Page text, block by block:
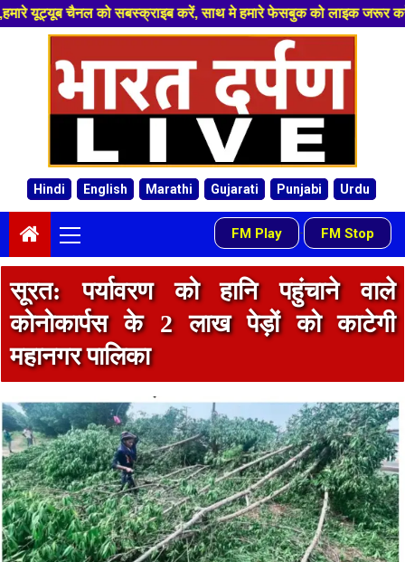
करें, साथ मे हमारे फेसबुक को लाइक जरूर करें ,
Hindi English Marathi Gujarati Punjabi Urdu
Menu
FM Play - FM Stop
सूरत: पर्यावरण को हानि पहुंचाने वाले
कोनोकार्पस के 2 लाख पेड़ों को काटेगी
महानगर पालिका